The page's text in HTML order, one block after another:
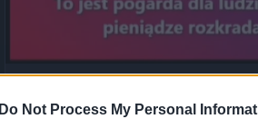
Do Not Process My Personal
jak...